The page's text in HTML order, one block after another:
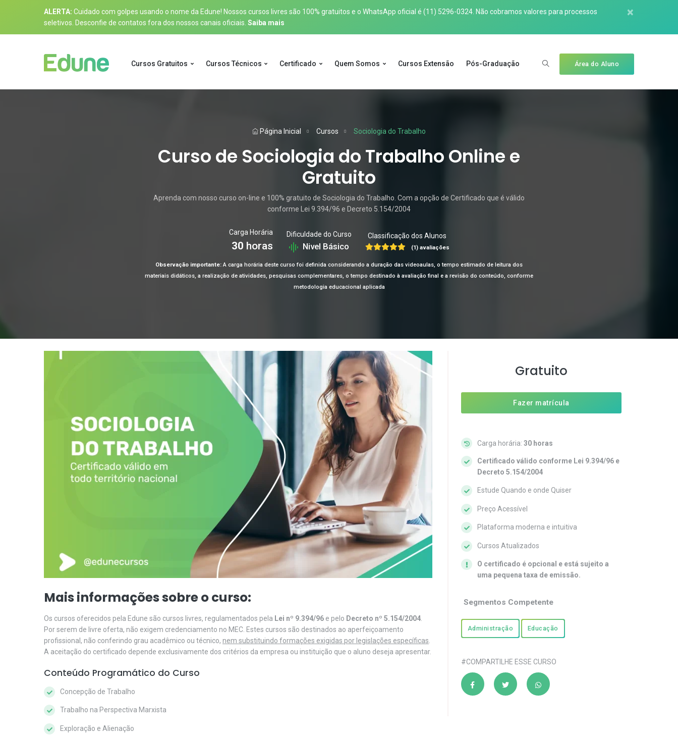
ALERTA: Cuidado com golpes usando o nome da Edune! Nossos cursos livres são 100% gratuitos e o WhatsApp oficial é (11) 5296-0324 . Não cobramos valores para processos
seletivos. Desconfie de contatos fora dos nossos canais oficiais. Saiba mais
×
Cursos Gratuitos Cursos Técnicos Certificado Quem Somos Cursos Extensão Pós-Graduação Área do Aluno
Página Inicial Cursos Sociologia do Trabalho
Curso de Sociologia do Trabalho Online e
Gratuito
Aprenda com nosso curso on-line e 100% gratuito de Sociologia do Trabalho. Com a opção de Certificado que é válido
conforme Lei 9.394/96 e Decreto 5.154/2004
Carga Horária
30 horas
Dificuldade do Curso
Nivel Básico
Classificação dos Alunos
(1) avaliações
Observação importante:A carga horária deste curso foi definida considerando a duração das videoaulas, o tempo estimado de leitura dos
materiais didáticos, a realização de atividades, pesquisas complementares, o tempo destinado à avaliação final e a revisão do conteúdo, conforme
metodologia educacional aplicada
Mais informações sobre o curso:
Os cursos oferecidos pela Edune são cursos livres, regulamentados pela Lei nº 9.394/96 e pelo Decreto nº 5.154/2004
Por serem de livre oferta, não exigem credenciamento no MEC. Estes cursos são destinados ao aperfeiçoamento
profissional, não conferindo grau acadêmico ou técnico, nem substituindo formações exigidas por legislações específicas
A aceitação do certificado depende exclusivamente dos critérios da empresa ou instituição que o aluno deseja apresentar.
Conteúdo Programático do Curso
Concepção de Trabalho
Trabalho na Perspectiva Marxista
Exploração e Alienação
Gratuito
Fazer matrícula
Carga horária: 30 horas
Certificado válido conforme Lei 9.394/96 e
Decreto 5.154/2004
Estude Quando e onde Quiser
Preço Acessível
Plataforma moderna e intuitiva
Cursos Atualizados
O certificado é opcional e está sujeito a
uma pequena taxa de emissão.
Segmentos Competente
Administração Educação
#COMPARTILHE ESSE CURSO